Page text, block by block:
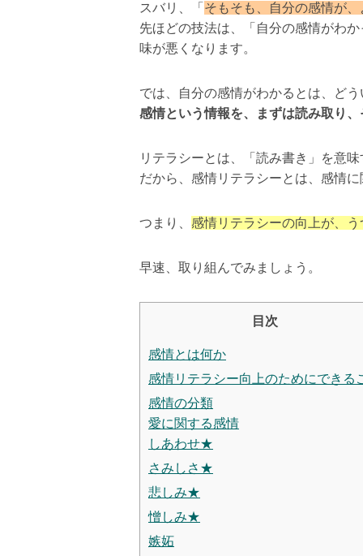
スバリ、「 そもそも、自分の感情が
先ほどの技法は、「自分の感情がわ
味が悪くなります。
では、自分の感情がわかるとは、ど
感情という情報を、まずは読み取り
リテラシーとは、「読み書き」を意
だから、感情リテラシーとは、感情
つまり、 感情リテラシーの向上が、
早速、取り組んでみましょう。
目次
感情とは何か
感情リテラシー向上のためにできる
感情の分類
愛に関する感情
しあわせ★
さみしさ★
悲しみ★
憎しみ★
嫉妬